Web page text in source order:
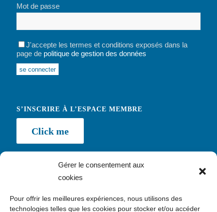
Gérer le consentement aux
cookies
Pour offrir les meilleures expériences, nous utilisons des
technologies telles que les cookies pour stocker et/ou accéder
Mot de passe
J'accepte les termes et conditions exposés dans la
page de politique de gestion des données
Alternative:
S’INSCRIRE À L’ESPACE MEMBRE
Click me
Inscription